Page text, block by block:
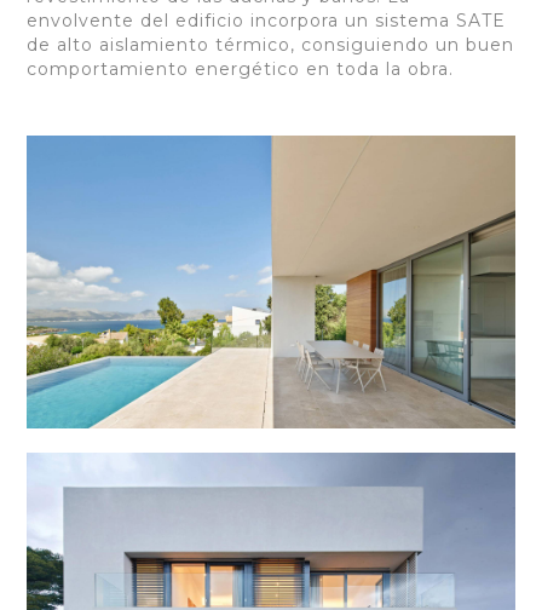
envolvente del edificio incorpora un sistema SATE
de alto aislamiento térmico, consiguiendo un buen
comportamiento energético en toda la obra.